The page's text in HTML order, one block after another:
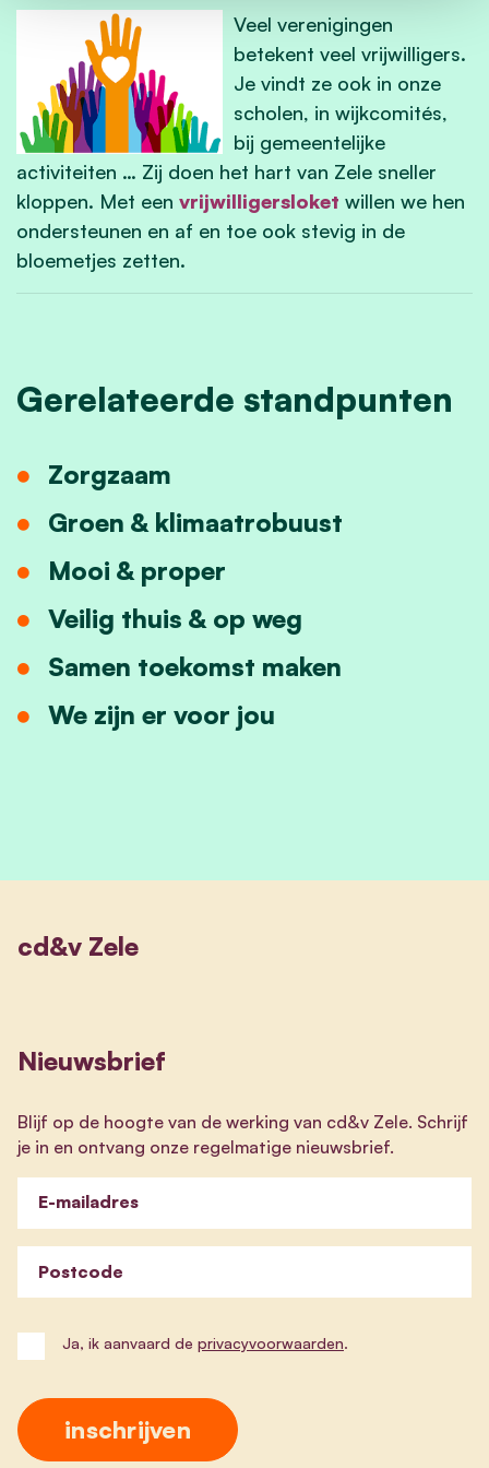
Veel verenigingen
betekent veel vrijwilligers.
Je vindt ze ook in onze
scholen, in wijkcomités,
bij gemeentelijke
activiteiten … Zij doen het hart van Zele sneller
kloppen. Met een vrijwilligersloket willen we hen
ondersteunen en af en toe ook stevig in de
bloemetjes zetten.
Gerelateerde standpunten
Zorgzaam
Groen & klimaatrobuust
Mooi & proper
Veilig thuis & op weg
Samen toekomst maken
We zijn er voor jou
cd&v Zele
Nieuwsbrief
Blijf op de hoogte van de werking van cd&v Zele. Schrijf
je in en ontvang onze regelmatige nieuwsbrief.
E-mailadres
Postcode
Ja, ik aanvaard de privacyvoorwaarden.